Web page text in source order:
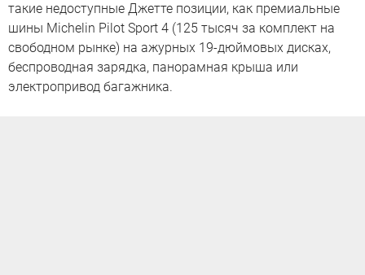
такие недоступные Джетте позиции, как премиальные
шины Michelin Pilot Sport 4 (125 тысяч за комплект на
свободном рынке) на ажурных 19-дюймовых дисках,
беспроводная зарядка, панорамная крыша или
электропривод багажника.